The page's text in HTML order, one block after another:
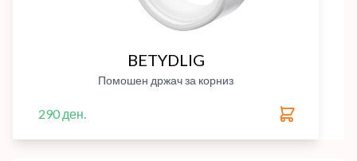
BETYDLIG
Помошен држач за корниз
290 ден.